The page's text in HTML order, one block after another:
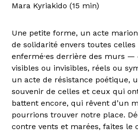
Mara Kyriakido (15 min)
Une petite forme, un acte
de solidarité envers toutes celles
enfermé·es derrière des murs —
visibles ou invisibles, réels ou
un acte de résistance poétique,
souvenir de celles et ceux qui
battent encore, qui rêvent d’un
pourrions trouver notre place.
contre vents et marées, faites le